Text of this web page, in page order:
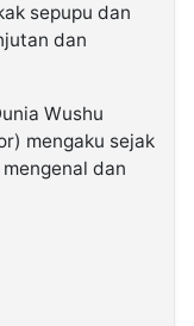
sepupu dan
dan
Wushu
mengaku sejak
dan